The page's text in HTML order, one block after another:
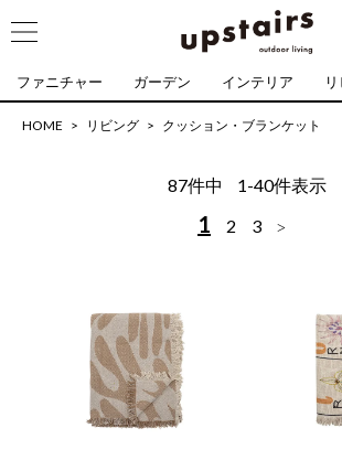
ファニチャー ガーデン インテリア
HOME リビング クッション・ブランケット
87件中 1-40件表示
1 2 3